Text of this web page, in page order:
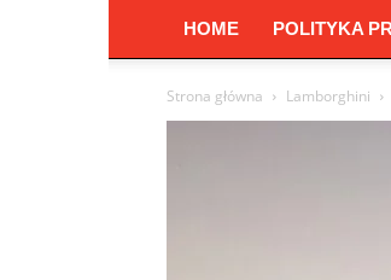
HOME POLITYKA
Strona główna Lamborghini